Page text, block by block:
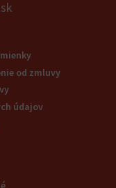
od zmluvy
údajov